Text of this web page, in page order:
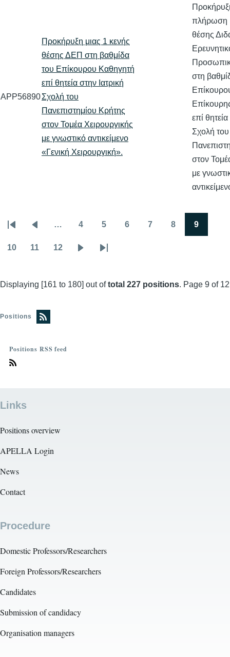
APP56890
Προκήρυξη μιας 1 κενής
θέσης ΔΕΠ στη βαθμίδα
του Επίκουρου Καθηγητή
επί θητεία στην Ιατρική
Σχολή του
Πανεπιστημίου Κρήτης
στον Τομέα Χειρουργικής
με γνωστικό αντικείμενο
«Γενική Χειρουργική».
πλήρωση
θέσης
στη
επί
Σχολή του
στον
με
Pagination
First
page
Previous
page
… 4 5 6 7 8 9
10 11 12
Last
Displaying [161 to 180] out oftotal 227 positions. Page 9 of 12
Positions
Positions RSS feed
Links
Positions overview
APELLA Login
News
Contact
Procedure
Domestic Professors/Researchers
Foreign Professors/Researchers
Candidates
Submission of candidacy
Organisation managers